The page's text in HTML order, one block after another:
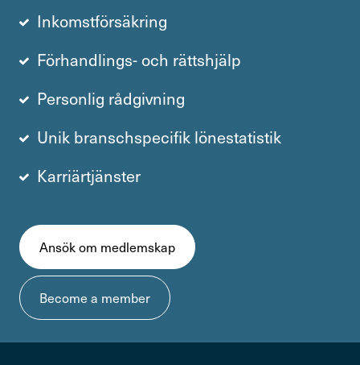
Inkomstförsäkring
Förhandlings- och rättshjälp
Personlig rådgivning
Unik branschspecifik lönestatistik
Karriärtjänster
Ansök om medlemskap
Become a member